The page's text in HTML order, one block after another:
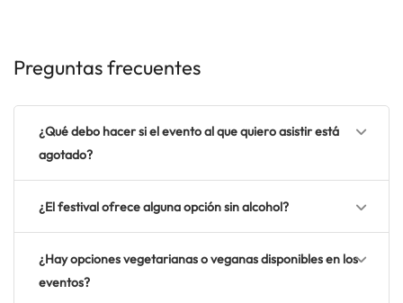
Preguntas frecuentes
¿Qué debo hacer si el evento al que quiero asistir está
agotado?
¿El festival ofrece alguna opción sin alcohol?
¿Hay opciones vegetarianas o veganas disponibles en los
eventos?